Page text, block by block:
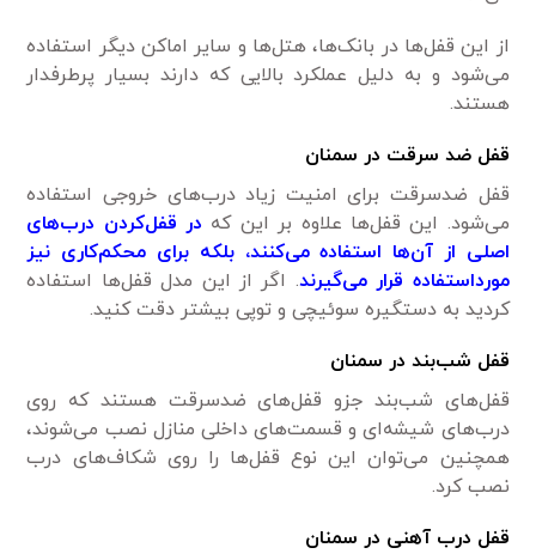
از این قفل‌ها در بانک‌ها، هتل‌ها و سایر اماکن دیگر استفاده
می‌شود و به دلیل عملکرد بالایی که دارند بسیار پرطرفدار
هستند.
قفل ضد سرقت در سمنان
قفل ضدسرقت برای امنیت زیاد درب‌های خروجی استفاده
می‌شود. این قفل‌ها علاوه بر این که در قفل‌کردن درب‌های
اصلی از آن‌ها استفاده می‌کنند، بلکه برای محکم‌کاری نیز
مورداستفاده قرار می‌گیرند. اگر از این مدل قفل‌ها استفاده
کردید به دستگیره سوئیچی و توپی بیشتر دقت کنید.
قفل شب‌بند در سمنان
قفل‌های شب‌بند جزو قفل‌های ضدسرقت هستند که روی
درب‌های شیشه‌ای و قسمت‌های داخلی منازل نصب می‌شوند،
همچنین می‌توان این نوع قفل‌ها را روی شکاف‌های درب
نصب کرد.
قفل درب آهنی در سمنان